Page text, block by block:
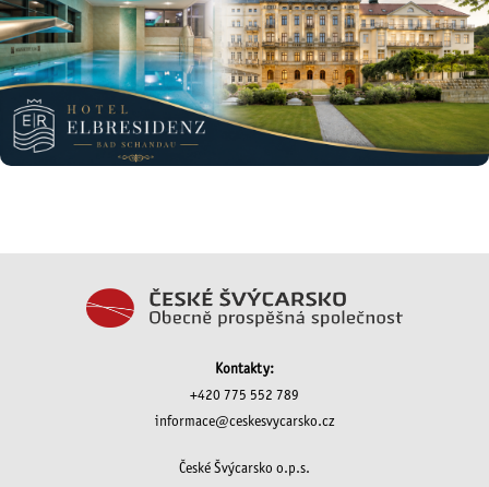
Kontakty:
+420 775 552 789
informace@ceskesvycarsko.cz
České Švýcarsko o.p.s.